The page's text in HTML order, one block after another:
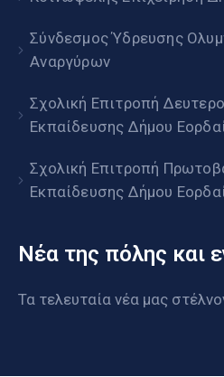
Σύνδεσμος Ύδρευσης
Αναργύρων
Σχολική Επιτροπή
Εκπαίδευσης Δήμου
Σχολική Επιτροπή
Εκπαίδευσης Δήμου
Νέα της πόλης και
Τα τελευταία νέα μας